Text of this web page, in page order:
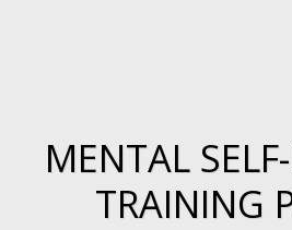
MENTAL
TRAINING